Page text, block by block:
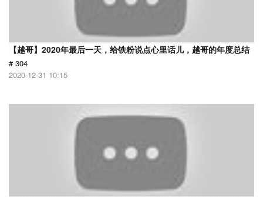
【越哥】2020年最后一天，给铁粉说点心里话儿，越哥的年度总结
# 304
2020-12-31 10:15